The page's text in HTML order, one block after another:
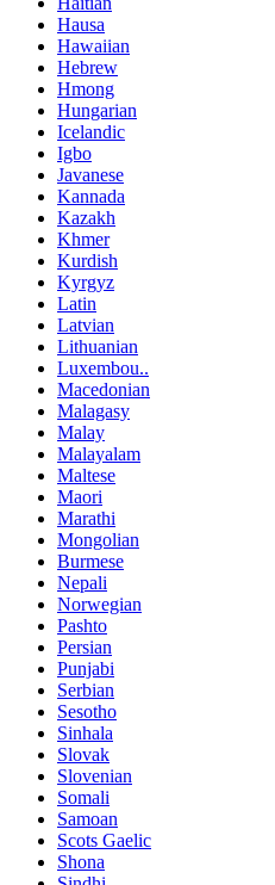
Hausa
Hawaiian
Hebrew
Hmong
Hungarian
Icelandic
Igbo
Javanese
Kannada
Kazakh
Khmer
Kurdish
Kyrgyz
Latin
Latvian
Lithuanian
Luxembou..
Macedonian
Malagasy
Malay
Malayalam
Maltese
Maori
Marathi
Mongolian
Burmese
Nepali
Norwegian
Pashto
Persian
Punjabi
Serbian
Sesotho
Sinhala
Slovak
Slovenian
Somali
Samoan
Scots Gaelic
Shona